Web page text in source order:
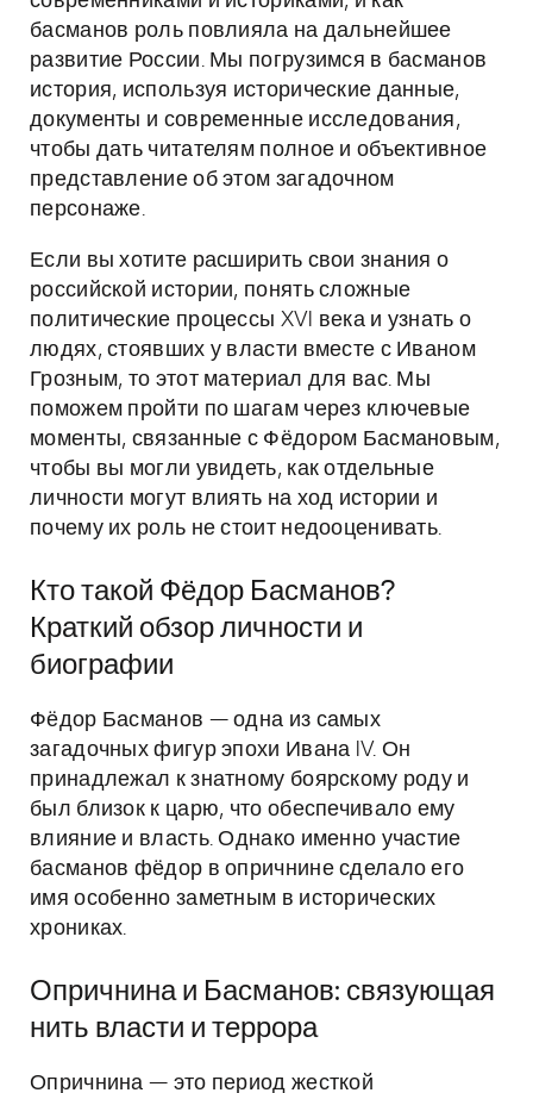
басманов роль повлияла на дальнейшее
развитие России. Мы погрузимся в басманов
история, используя исторические данные,
документы и современные исследования,
чтобы дать читателям полное и объективное
представление об этом загадочном
персонаже.
Если вы хотите расширить свои знания о
российской истории, понять сложные
политические процессы XVI века и узнать о
людях, стоявших у власти вместе с Иваном
Грозным, то этот материал для вас. Мы
поможем пройти по шагам через ключевые
моменты, связанные с Фёдором Басмановым,
чтобы вы могли увидеть, как отдельные
личности могут влиять на ход истории и
почему их роль не стоит недооценивать.
Кто такой Фёдор Басманов?
Краткий обзор личности и
биографии
Фёдор Басманов — одна из самых
загадочных фигур эпохи Ивана IV. Он
принадлежал к знатному боярскому роду и
был близок к царю, что обеспечивало ему
влияние и власть. Однако именно участие
басманов фёдор в опричнине сделало его
имя особенно заметным в исторических
хрониках.
Опричнина и Басманов: связующая
нить власти и террора
Опричнина — это период жесткой